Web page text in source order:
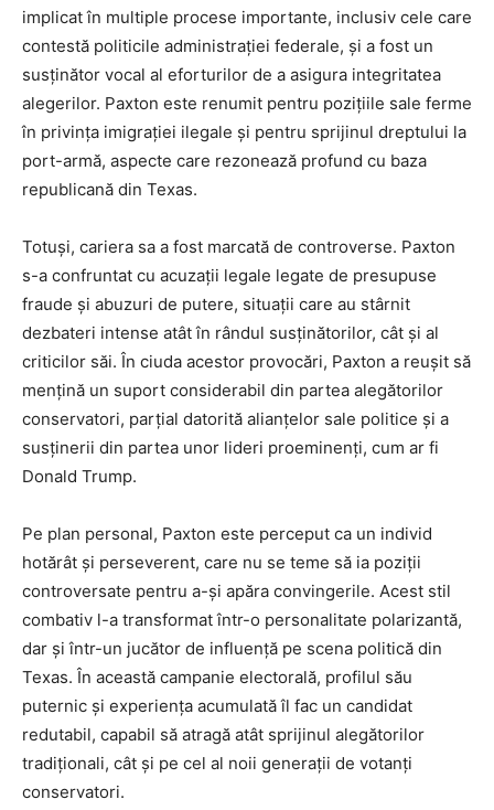
implicat în multiple procese importante, inclusiv cele care
contestă politicile administrației federale, și a fost un
susținător vocal al eforturilor de a asigura integritatea
alegerilor. Paxton este renumit pentru pozițiile sale ferme
în privința imigrației ilegale și pentru sprijinul dreptului la
port-armă, aspecte care rezonează profund cu baza
republicană din Texas.
Totuși, cariera sa a fost marcată de controverse. Paxton
s-a confruntat cu acuzații legale legate de presupuse
fraude și abuzuri de putere, situații care au stârnit
dezbateri intense atât în rândul susținătorilor, cât și al
criticilor săi. În ciuda acestor provocări, Paxton a reușit să
mențină un suport considerabil din partea alegătorilor
conservatori, parțial datorită alianțelor sale politice și a
susținerii din partea unor lideri proeminenți, cum ar fi
Donald Trump.
Pe plan personal, Paxton este perceput ca un individ
hotărât și perseverent, care nu se teme să ia poziții
controversate pentru a-și apăra convingerile. Acest stil
combativ l-a transformat într-o personalitate polarizantă,
dar și într-un jucător de influență pe scena politică din
Texas. În această campanie electorală, profilul său
puternic și experiența acumulată îl fac un candidat
redutabil, capabil să atragă atât sprijinul alegătorilor
tradiționali, cât și pe cel al noii generații de votanți
conservatori.